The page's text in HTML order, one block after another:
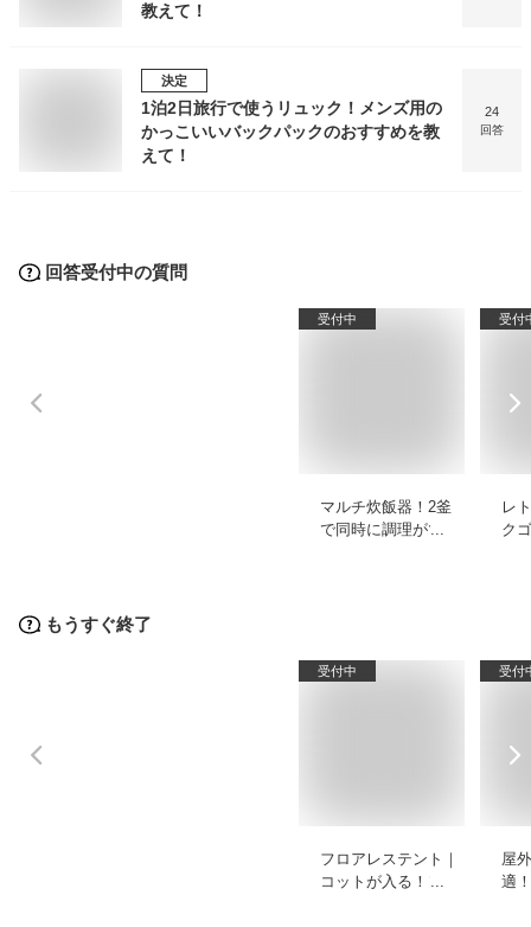
教えて！
決定
1泊2日旅行で使うリュック！メンズ用の
かっこいいバックパックのおすすめを教
えて！
24
回答
回答受付中の質問
受付中
マルチ炊飯器！2釜
で同時に調理ができ
受付
レ
ク
もうすぐ終了
受付中
フロアレステント｜
コットが入る！ソロ
受付
屋
適